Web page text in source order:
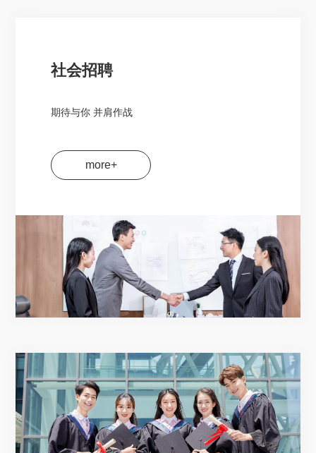
社会招聘
期待与你 并肩作战
more+